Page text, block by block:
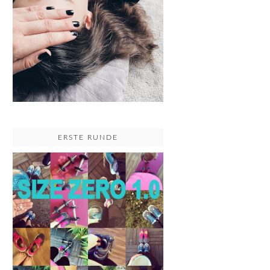
ERSTE RUNDE